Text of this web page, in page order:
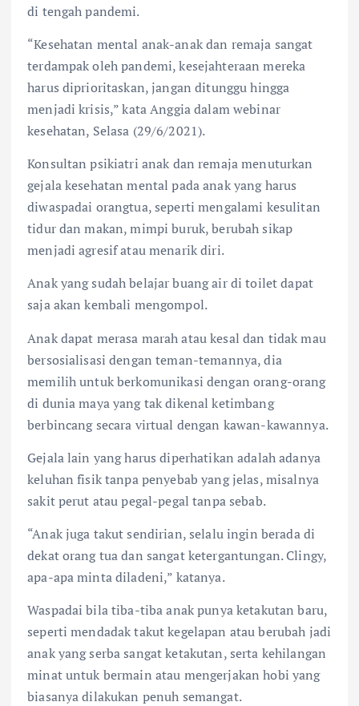
di tengah pandemi.
“Kesehatan mental anak-anak dan remaja sangat
terdampak oleh pandemi, kesejahteraan mereka
harus diprioritaskan, jangan ditunggu hingga
menjadi krisis,” kata Anggia dalam webinar
kesehatan, Selasa (29/6/2021).
Konsultan psikiatri anak dan remaja menuturkan
gejala kesehatan mental pada anak yang harus
diwaspadai orangtua, seperti mengalami kesulitan
tidur dan makan, mimpi buruk, berubah sikap
menjadi agresif atau menarik diri.
Anak yang sudah belajar buang air di toilet dapat
saja akan kembali mengompol.
Anak dapat merasa marah atau kesal dan tidak mau
bersosialisasi dengan teman-temannya, dia
memilih untuk berkomunikasi dengan orang-orang
di dunia maya yang tak dikenal ketimbang
berbincang secara virtual dengan kawan-kawannya.
Gejala lain yang harus diperhatikan adalah adanya
keluhan fisik tanpa penyebab yang jelas, misalnya
sakit perut atau pegal-pegal tanpa sebab.
“Anak juga takut sendirian, selalu ingin berada di
dekat orang tua dan sangat ketergantungan. Clingy,
apa-apa minta diladeni,” katanya.
Waspadai bila tiba-tiba anak punya ketakutan baru,
seperti mendadak takut kegelapan atau berubah jadi
anak yang serba sangat ketakutan, serta kehilangan
minat untuk bermain atau mengerjakan hobi yang
biasanya dilakukan penuh semangat.